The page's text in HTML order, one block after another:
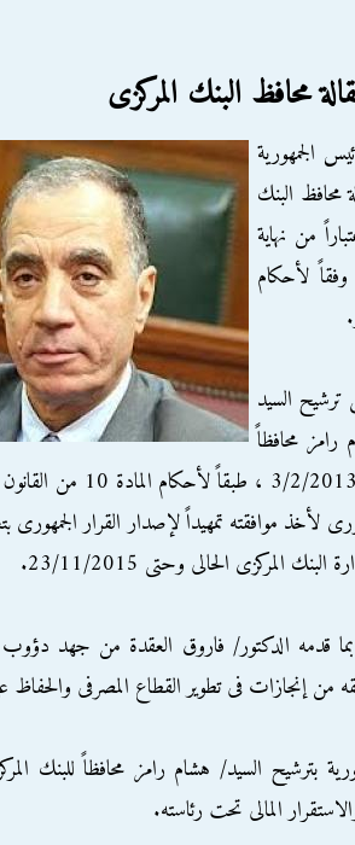
محافظ البنك المركزى
الجمهورية
محافظ البنك
من نهاية
، وذلك وفقاً لأحكام
ترشيح السيد
محافظاً
موافقته تمهيداً لإصدار القرار الجمهورى
المركزى الحالى وحتى 23/11/2015.
بما قدمه الدكتور/ فاروق العقدة من جهد
من إنجازات فى تطوير القطاع المصرفى والحفاظ
بترشيح السيد/ هشام رامز محافظاً للبنك
المالى تحت رئاسته.